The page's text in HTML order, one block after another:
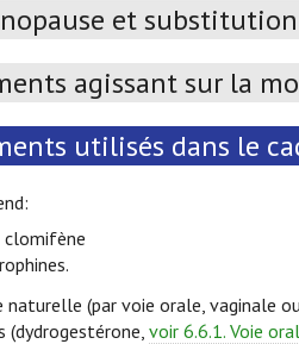
et
agissant sur la
utilisés dans le
naturelle (par voie orale, vaginale
(dydrogestérone, voir 6.6.1. Voie